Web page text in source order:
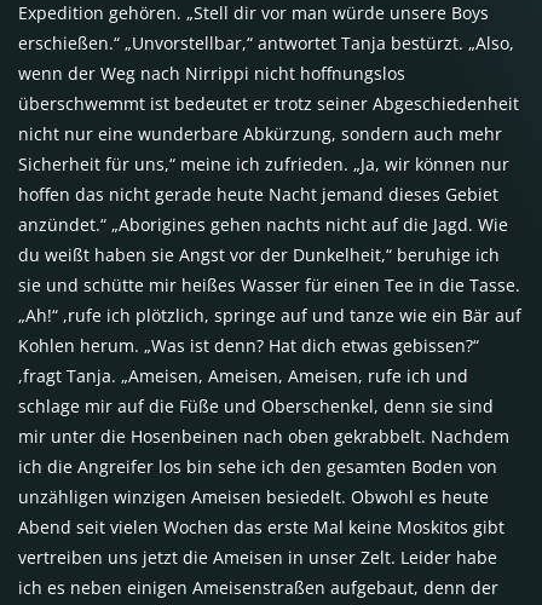
Expedition gehören. „Stell dir vor man würde unsere Boys
erschießen.“ „Unvorstellbar,“ antwortet Tanja bestürzt. „Also,
wenn der Weg nach Nirrippi nicht hoffnungslos
überschwemmt ist bedeutet er trotz seiner Abgeschiedenheit
nicht nur eine wunderbare Abkürzung, sondern auch mehr
Sicherheit für uns,“ meine ich zufrieden. „Ja, wir können nur
hoffen das nicht gerade heute Nacht jemand dieses Gebiet
anzündet.“ „Aborigines gehen nachts nicht auf die Jagd. Wie
du weißt haben sie Angst vor der Dunkelheit,“ beruhige ich
sie und schütte mir heißes Wasser für einen Tee in die Tasse.
„Ah!“ ,rufe ich plötzlich, springe auf und tanze wie ein Bär auf
Kohlen herum. „Was ist denn? Hat dich etwas gebissen?“
,fragt Tanja. „Ameisen, Ameisen, Ameisen, rufe ich und
schlage mir auf die Füße und Oberschenkel, denn sie sind
mir unter die Hosenbeinen nach oben gekrabbelt. Nachdem
ich die Angreifer los bin sehe ich den gesamten Boden von
unzähligen winzigen Ameisen besiedelt. Obwohl es heute
Abend seit vielen Wochen das erste Mal keine Moskitos gibt
vertreiben uns jetzt die Ameisen in unser Zelt. Leider habe
ich es neben einigen Ameisenstraßen aufgebaut, denn der